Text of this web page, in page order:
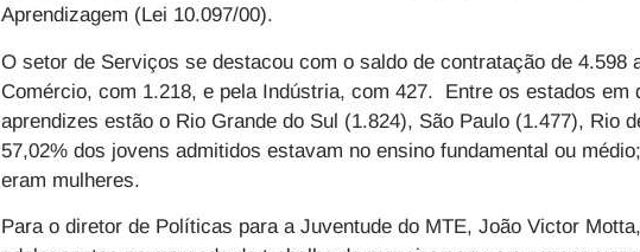
Aprendizagem (Lei 10.097/00).
O setor de Serviços se destacou com o saldo de contratação de 4.598
Comércio, com 1.218, e pela Indústria, com 427. Entre os estados em
aprendizes estão o Rio Grande do Sul (1.824), São Paulo (1.477), Rio
57,02% dos jovens admitidos estavam no ensino fundamental ou
eram mulheres.
Para o diretor de Políticas para a Juventude do MTE, João Victor